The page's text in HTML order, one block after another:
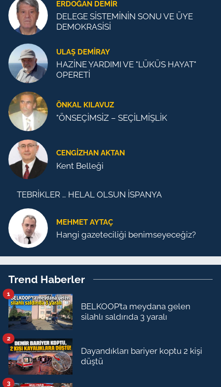
ERDOĞAN DEMIR
DELEGE SİSTEMİNİN SONU VE ÜYE
DEMOKRASİSİ
ULAŞ DEMİRAY
HAZİNE YARDIMI VE "LÜKÜS HAYAT"
OPERETİ
ÖNKAL KILAVUZ
"ÖNSEÇİMSİZ – SEÇİLMİŞLİK
CENGİZHAN AKTAN
Kent Belleği
TEBRİKLER … HELAL OLSUN İSPANYA
MEHMET AYTAÇ
Hangi gazeteciliği benimseyeceğiz?
Trend Haberler
BELKOOP’ta meydana gelen
silahlı saldırıda 3 yaralı
1
Dayandıkları bariyer koptu 2 kişi
düştü
2
3